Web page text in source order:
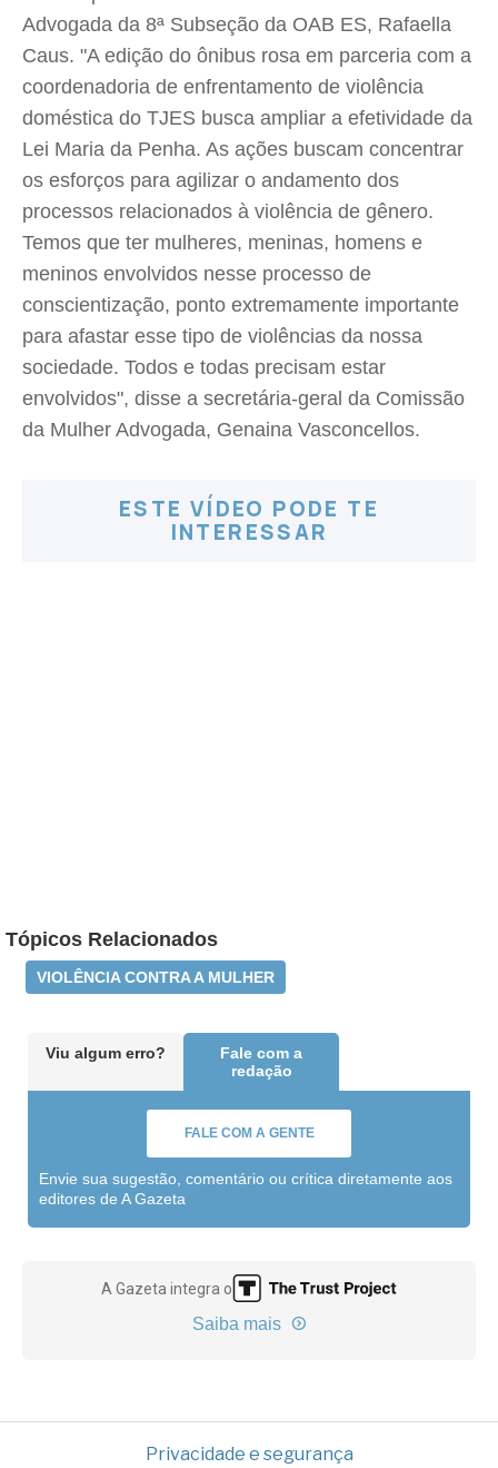
Advogada da 8ª Subseção da OAB ES, Rafaella
Caus. "A edição do ônibus rosa em parceria com a
coordenadoria de enfrentamento de violência
doméstica do TJES busca ampliar a efetividade da
Lei Maria da Penha. As ações buscam concentrar
os esforços para agilizar o andamento dos
processos relacionados à violência de gênero.
Temos que ter mulheres, meninas, homens e
meninos envolvidos nesse processo de
conscientização, ponto extremamente importante
para afastar esse tipo de violências da nossa
sociedade. Todos e todas precisam estar
envolvidos", disse a secretária-geral da Comissão
da Mulher Advogada, Genaina Vasconcellos.
ESTE VÍDEO PODE TE
INTERESSAR
Tópicos Relacionados
VIOLÊNCIA CONTRA A MULHER
Viu algum erro?
Fale com a
redação
FALE COM A GENTE
Envie sua sugestão, comentário ou crítica diretamente aos
editores de A Gazeta
A Gazeta integra o
Saiba mais
Privacidade e segurança